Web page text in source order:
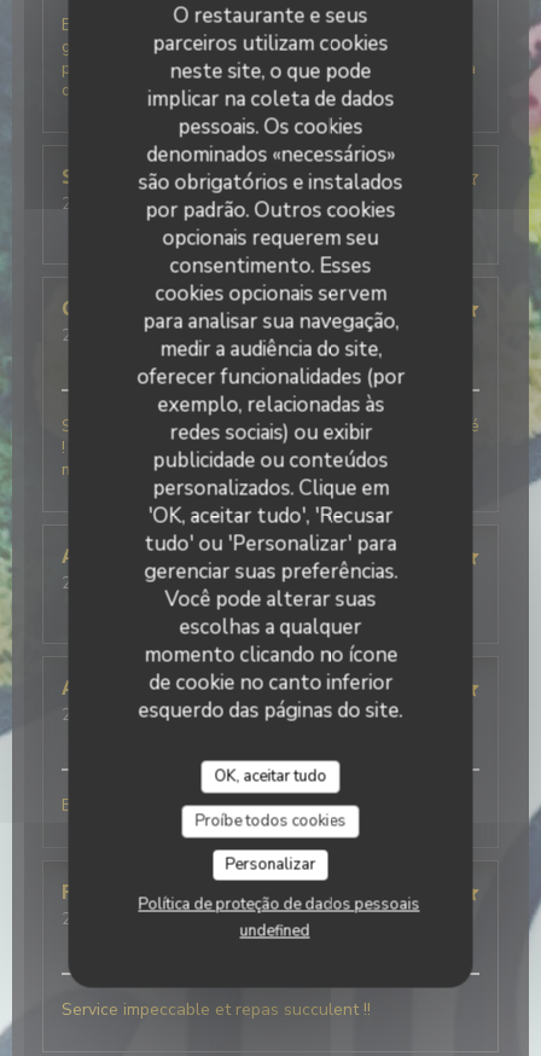
O restaurante e seus
parceiros utilizam cookies
neste site, o que pode
implicar na coleta de dados
pessoais. Os cookies
denominados «necessários»
são obrigatórios e instalados
por padrão. Outros cookies
opcionais requerem seu
consentimento. Esses
cookies opcionais servem
para analisar sua navegação,
medir a audiência do site,
oferecer funcionalidades (por
exemplo, relacionadas às
redes sociais) ou exibir
publicidade ou conteúdos
personalizados. Clique em
'OK, aceitar tudo', 'Recusar
tudo' ou 'Personalizar' para
gerenciar suas preferências.
Você pode alterar suas
escolhas a qualquer
momento clicando no ícone
de cookie no canto inferior
esquerdo das páginas do site.
OK, aceitar tudo
Proíbe todos cookies
Personalizar
Política de proteção de dados pessoais
undefined
Excellent accueil, beaucoup d'humour et de
générosité pour une vraie cuisine italienne avec des
produits frais. La glace basilic citron du fraggola est à
deguster à tout prix.
SYLVIE
M
2026-07-28- 19:30 - guests 3
/5 ambience: 4/5 menu:5 /5 quality_price
Charlotte
F
2026-06-06 - 12:30 - guests 6
ambience :5/5 menu: 5/5 quality_price
Simplement le meilleur restaurant Italien que j’ai testé
! Le personnel était très agréable ce qui a rendu le
moment encore meilleur !
Alison
2026-07-25- 19:30 - guests 4
ambience:3/5 menu:5/5 quality_price
Alain
2026-07-25- 12:30 - guests 4
Buonissimo
Frédéric V
2026-07-21- 20:00 - guests 5
5/5 menu:
Service impeccable et repas succulent !!